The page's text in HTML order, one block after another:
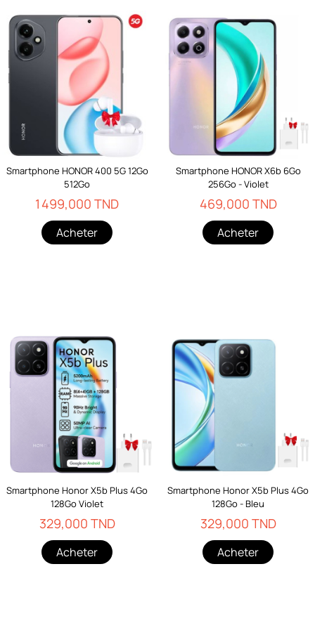
Smartphone HONOR 400 5G 12Go
512Go
1 499,000 TND
Acheter
Smartphone HONOR X6b 6Go
256Go - Violet
469,000 TND
Acheter
Smartphone Honor X5b Plus 4Go
128Go Violet
329,000 TND
Acheter
Smartphone Honor X5b Plus 4Go
128Go - Bleu
329,000 TND
Acheter